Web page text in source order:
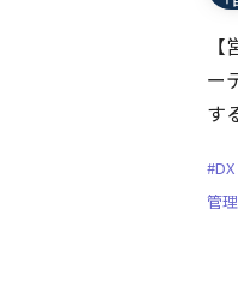
ー
す
#DX
管理